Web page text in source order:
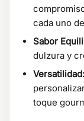
cada uno
Sabor
dulzura y
Versatilidad:
toque